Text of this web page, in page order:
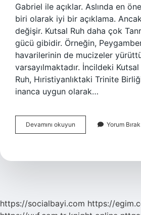
Gabriel ile açıklar. Aslında en
biri olarak iyi bir açıklama.
değişir. Kutsal Ruh daha çok
gücü gibidir. Örneğin, Peygamber
havarilerinin de mucizeler
varsayılmaktadır. İncildeki
Ruh, Hıristiyanlıktaki Trinite
inanca uygun olarak…
Devamını okuyun
Ruh
Yorum Bırak
https://socialbayi.com https://